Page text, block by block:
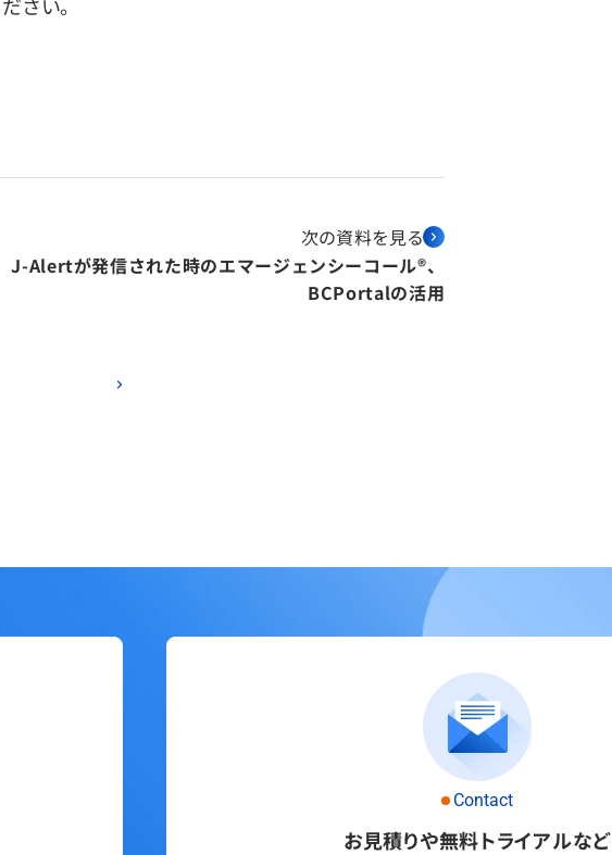
次の資料を見る
J-Alertが発信された時のエマージェンシーコール®、
BCPortalの活用
Contact
お見積りや無料トライアルなど